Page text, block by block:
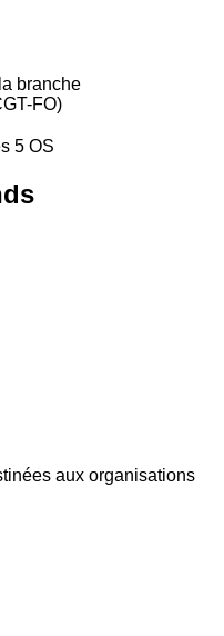
branche
FO)
5 OS
aux organisations